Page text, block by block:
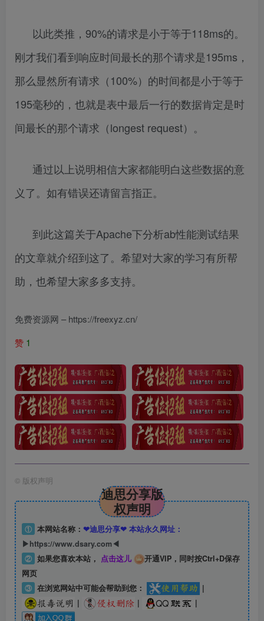
以此类推，90%的请求是小于等于118ms的。
刚才我们看到响应时间最长的那个请求是195ms，
那么显然所有请求（100%）的时间都是小于等于
195毫秒的，也就是表中最后一行的数据肯定是时
间最长的那个请求（longest request）。
通过以上说明相信大家都能明白这些数据的意
义了。如有错误还请留言指正。
到此这篇关于Apache下分析ab性能测试结果
的文章就介绍到这了。希望对大家的学习有所帮
助，也希望大家多多支持。
免费资源网 – https://freexyz.cn/
赞 1
© 版权声明
迪思分享版
权声明
① 本网站名称： ❤迪思分享❤ 本站永久网址：
▶https://www.dsary.com◀
② 如果您喜欢本站， 点击这儿
开通VIP，同时按Ctrl+D保存
网页
③ 在浏览网站中可能会帮助到您：
|
|
| |